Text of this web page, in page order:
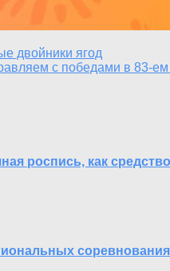
двойники ягод
с победами в 83-
роспись, как